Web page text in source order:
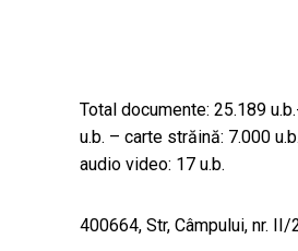
Total documente: 25.189
u.b. – carte străină: 7.000
audio video: 17 u.b.
400664, Str, Câmpului, nr. II/